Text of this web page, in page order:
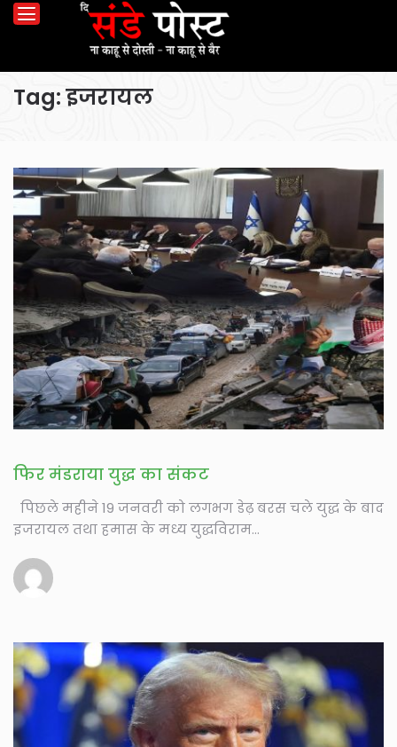
Tag:इजरायल
फिर मंडराया युद्ध का संकट
पिछले महीने 19 जनवरी को लगभग डेढ़ बरस चले युद्ध के बाद
इजरायल तथा हमास के मध्य युद्धविराम...